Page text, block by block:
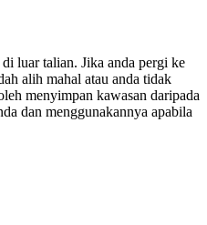
luar talian. Jika anda pergi ke
alih mahal atau anda tidak
menyimpan kawasan daripada
dan menggunakannya apabila